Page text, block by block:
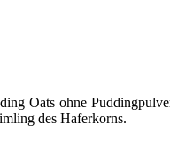
Oats ohne
des Haferkorns.